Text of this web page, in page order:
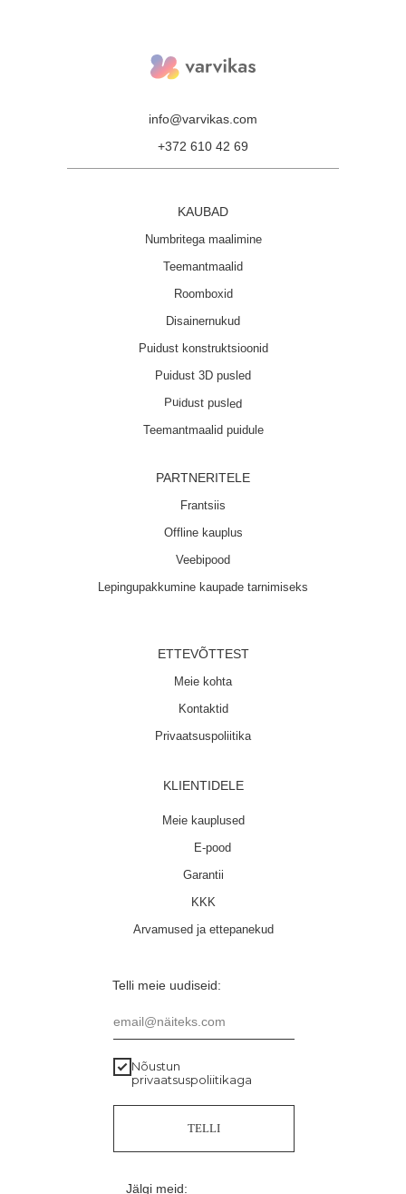
info@varvikas.com
Lepingupakkumine kaupade tarnimiseks
Veebipood
Offline kauplus
Frantsiis
PARTNERITELE
Kontaktid
Privaatsuspoliitika
Meie kohta
ETTEVÕTTEST
Jälgi meid:
Telli meie uudiseid:
email@näiteks.com
Nõustun
privaatsuspoliitikaga
TELLI
+372 610 42 69
KLIENTIDELE
Meie kauplused
Arvamused ja ettepanekud
KKK
Garantii
Puidust konstruktsioonid
Disainernukud
Roomboxid
Puidust 3D pusled
Teemantmaalid
Numbritega maalimine
KAUBAD
Puidust pusled
Teemantmaalid puidule
E-pood